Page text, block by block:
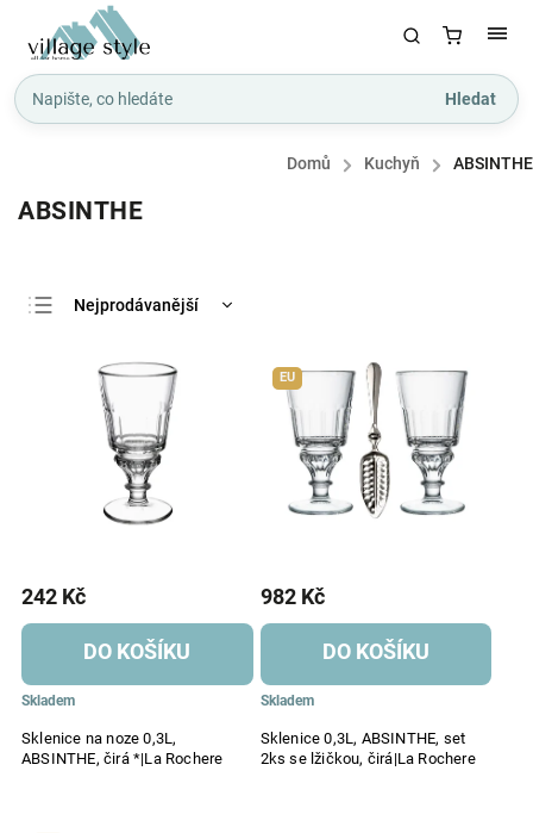
Hledat
Domů / Kuchyň / ABSINTHE
ABSINTHE
Nejprodávanější
Nejdražší
Abecedně
Sklenice na noze 0,3L,
ABSINTHE, čirá *|La Rochere
Skladem
242 Kč
DO KOŠÍKU
EU
Sklenice 0,3L, ABSINTHE, set
2ks se lžičkou, čirá|La Rochere
Skladem
982 Kč
DO KOŠÍKU